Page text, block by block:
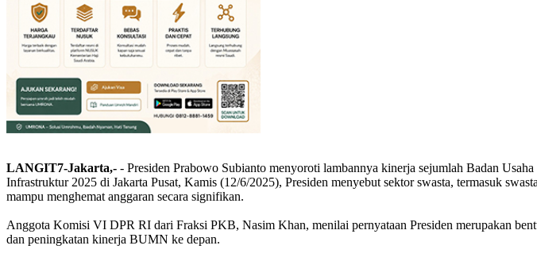
LANGIT7-Jakarta,- - Presiden Prabowo Subianto menyoroti lambannya kinerja sejumlah Badan
Infrastruktur 2025 di Jakarta Pusat, Kamis (12/6/2025), Presiden menyebut sektor swasta, termasuk
mampu menghemat anggaran secara signifikan.
Anggota Komisi VI DPR RI dari Fraksi PKB, Nasim Khan, menilai pernyataan Presiden merupakan
dan peningkatan kinerja BUMN ke depan.